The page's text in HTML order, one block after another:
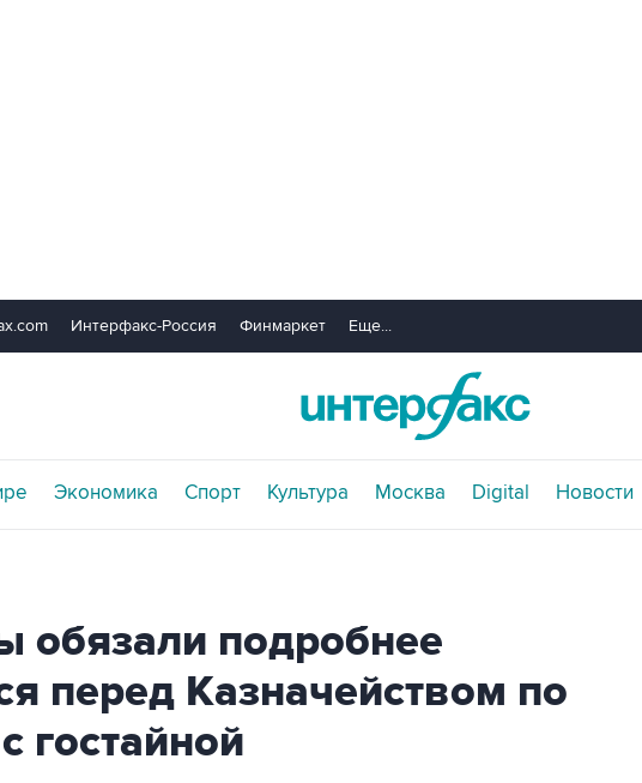
Интерфакс-Россия Финмаркет Еще...
Экономика Спорт Культура Москва Digital Новости
обязали подробнее
перед Казначейством по
гостайной